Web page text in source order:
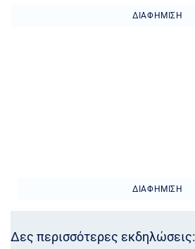
ΔΙΑΦΉΜΙΣΗ
ΔΙΑΦΉΜΙΣΗ
Δες περισσότερες εκδηλώσεις: